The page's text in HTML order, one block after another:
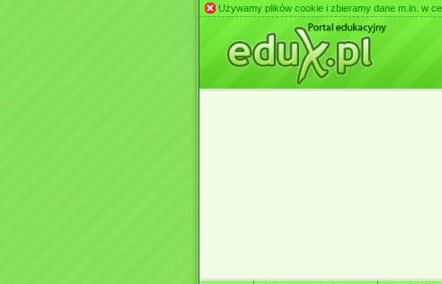
Używamy plików cookie i zbieramy dane m.in. w